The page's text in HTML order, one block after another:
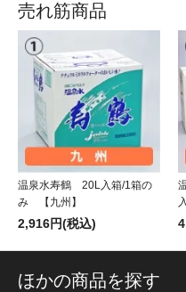
売れ筋商品
温泉水寿鶴 20L入箱/1箱の
み 【九州】
2,916円(税込)
ほかの商品を探す